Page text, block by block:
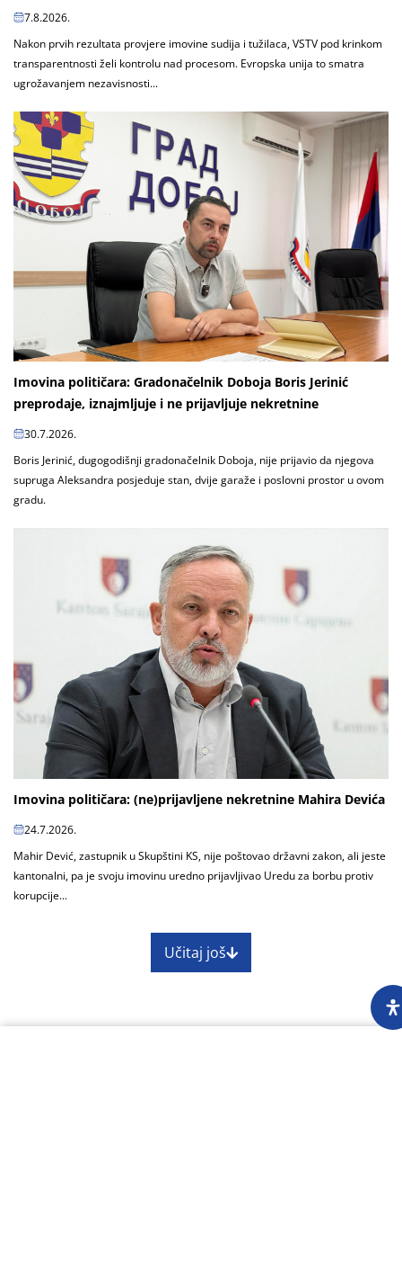
7.8.2026.
Nakon prvih rezultata provjere imovine sudija i tužilaca, VSTV pod krinkom
transparentnosti želi kontrolu nad procesom. Evropska unija to smatra
ugrožavanjem nezavisnosti...
Imovina političara: Gradonačelnik Doboja Boris Jerinić
preprodaje, iznajmljuje i ne prijavljuje nekretnine
30.7.2026.
Boris Jerinić, dugogodišnji gradonačelnik Doboja, nije prijavio da njegova
supruga Aleksandra posjeduje stan, dvije garaže i poslovni prostor u ovom
gradu.
Imovina političara: (ne)prijavljene nekretnine Mahira Devića
24.7.2026.
Mahir Dević, zastupnik u Skupštini KS, nije poštovao državni zakon, ali jeste
kantonalni, pa je svoju imovinu uredno prijavljivao Uredu za borbu protiv
korupcije...
Učitaj još